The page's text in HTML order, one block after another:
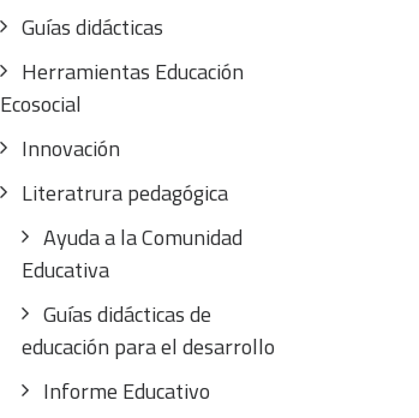
Guías didácticas
Herramientas Educación
Ecosocial
Innovación
Literatrura pedagógica
Ayuda a la Comunidad
Educativa
Guías didácticas de
educación para el desarrollo
Informe Educativo